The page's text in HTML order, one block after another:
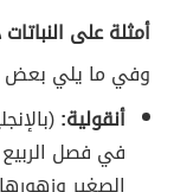
أمثلة على
وفي ما يلي بعض
أنقولية:
في فصل